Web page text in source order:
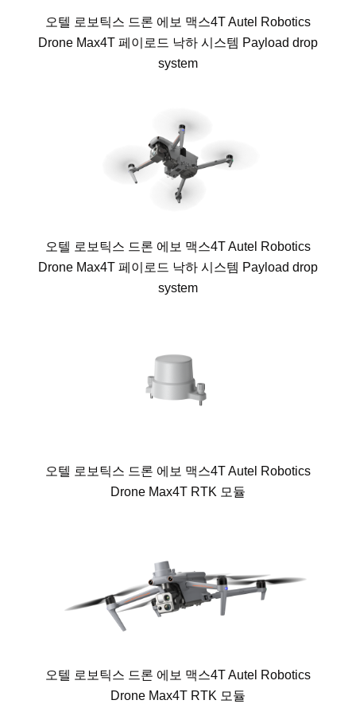
오텔 로보틱스 드론 에보 맥스4T Autel Robotics
Drone Max4T 페이로드 낙하 시스템 Payload drop
system
오텔 로보틱스 드론 에보 맥스4T Autel Robotics
Drone Max4T 페이로드 낙하 시스템 Payload drop
system
오텔 로보틱스 드론 에보 맥스4T Autel Robotics
Drone Max4T RTK 모듈
오텔 로보틱스 드론 에보 맥스4T Autel Robotics
Drone Max4T RTK 모듈